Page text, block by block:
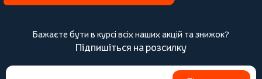
Бажаєте бути в курсі всіх наших акцій та знижок?
Підпишіться на розсилку